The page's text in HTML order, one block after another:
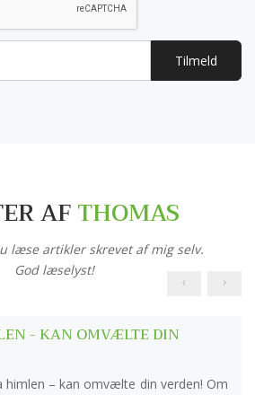
Tilmeld
AFTHOMAS
læse artikler skrevet af mig selv.
God læselyst!
- KAN OMVÆLTE DIN
himlen – kan omvælte din verden! Om